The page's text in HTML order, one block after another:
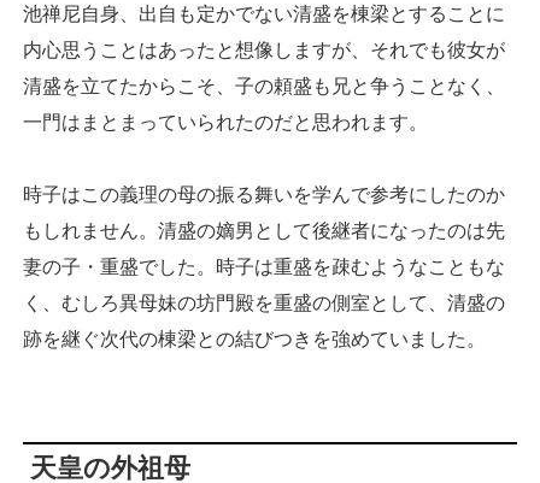
池禅尼自身、出自も定かでない清盛を棟梁とすることに
内心思うことはあったと想像しますが、それでも彼女が
清盛を立てたからこそ、子の頼盛も兄と争うことなく、
一門はまとまっていられたのだと思われます。
時子はこの義理の母の振る舞いを学んで参考にしたのか
もしれません。清盛の嫡男として後継者になったのは先
妻の子・重盛でした。時子は重盛を疎むようなこともな
く、むしろ異母妹の坊門殿を重盛の側室として、清盛の
跡を継ぐ次代の棟梁との結びつきを強めていました。
天皇の外祖母